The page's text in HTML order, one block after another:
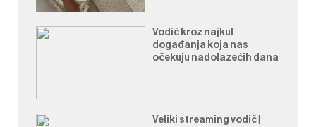
Vodič kroz najkul
događanja koja nas
očekuju nadolazećih dana
Veliki streaming vodič |